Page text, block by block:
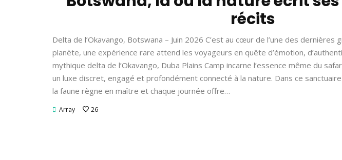
récits
Delta de l’Okavango, Botswana – Juin 2026 C’est au cœur de l’une des
planète, une expérience rare attend les voyageurs en quête d’émotion,
mythique delta de l’Okavango, Duba Plains Camp incarne l’essence même du
un luxe discret, engagé et profondément connecté à la nature. Dans ce
la faune règne en maître et chaque journée offre…
Array 26